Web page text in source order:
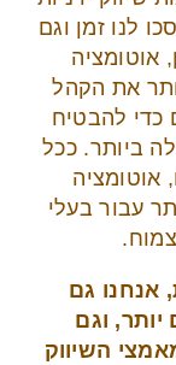
לנו זמן וגם
אוטומציה
את הקהל
כדי להבטיח
ביותר. ככל
אוטומציה
עבור בעלי
אנחנו גם
יותר, וגם
השיווק